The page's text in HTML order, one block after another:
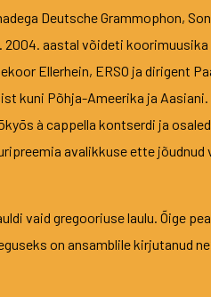
Deutsche Grammophon,
2004. aastal võideti
Ellerhein, ERSO ja dirigent
kuni Põhja-Ameerika ja
à cappella kontserdi ja
avalikkuse ette
vaid gregooriuse laulu. Õige
on ansamblile kirjutanud